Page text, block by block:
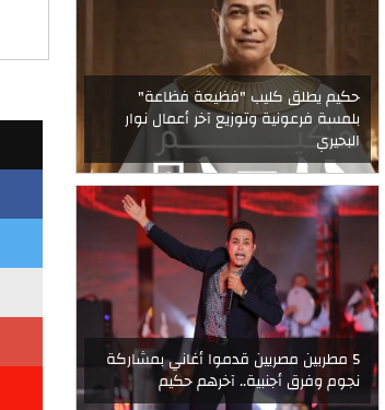
حكيم يطلق كليب "فظيعة فظاعة"
بلمسة فرعونية وتوزيع آخر أعمال نوار
البحيري
5 مطربين مصريين قدموا أغاني بمشاركة
نجوم وفرق أجنبية.. آخرهم حكيم